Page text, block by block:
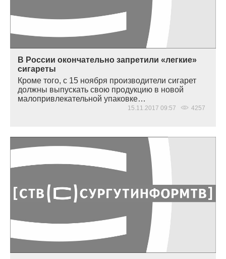
В России окончательно запретили «легкие»
сигареты
Кроме того, с 15 ноября производители сигарет
должны выпускать свою продукцию в новой
малопривлекательной упаковке…
15.11.2017 09:57 4257